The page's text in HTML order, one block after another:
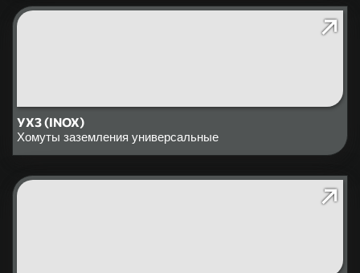
УХЗ (INOX)
Хомуты заземления универсальные